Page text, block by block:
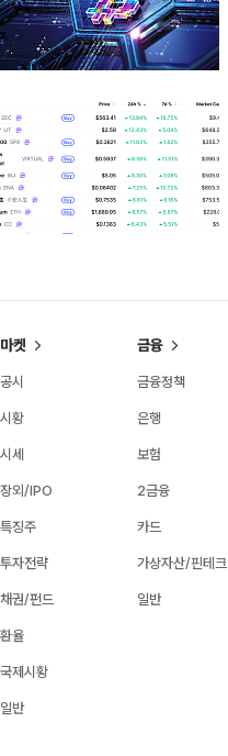
마켓
공시
시황
시세
장외/IPO
특징주
투자전략
채권/펀드
환율
국제시황
일반
금융
금융정책
은행
보험
2금융
카드
가상자산/핀테크
일반